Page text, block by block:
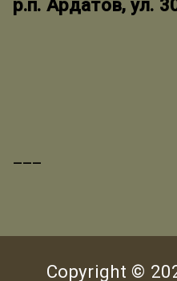
р.п. Ардатов, ул.
Copyright ©